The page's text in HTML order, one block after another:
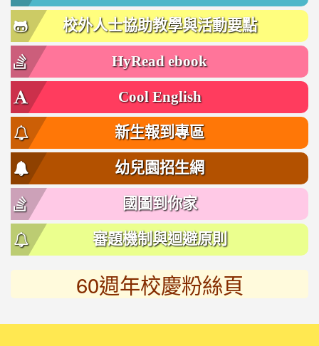
校外人士協助教學與活動要點
HyRead ebook
Cool English
新生報到專區
幼兒園招生網
國圖到你家
審題機制與迴避原則
60週年校慶粉絲頁
to